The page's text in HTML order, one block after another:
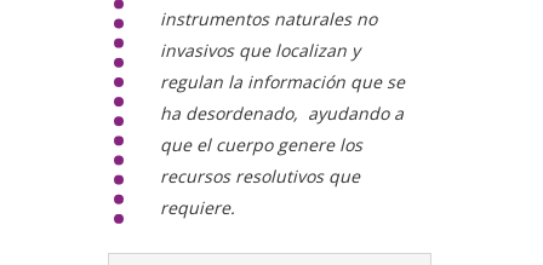
instrumentos naturales no
invasivos que localizan y
regulan la información que se
ha desordenado, ayudando a
que el cuerpo genere los
recursos resolutivos que
requiere.